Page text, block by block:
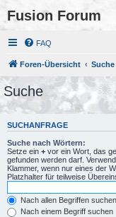
Fusion Forum
FAQ
Foren-Übersicht Suche
Suche
SUCHANFRAGE
Suche nach Wörtern:
Setze ein + vor ein Wort, das
gefunden werden darf.
Klammer, wenn nur eines der
Platzhalter für teilweise
Nach allen Begriffen
Nach einem Begriff suchen